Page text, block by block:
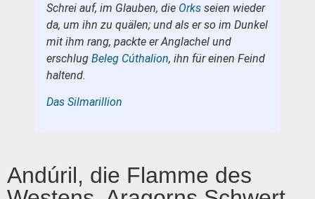
Schrei auf, im Glauben, die Orks seien wieder
da, um ihn zu quälen; und als er so im Dunkel
mit ihm rang, packte er Anglachel und
erschlug Beleg Cúthalion, ihn für einen Feind
haltend.
Das Silmarillion
Andúril, die Flamme des